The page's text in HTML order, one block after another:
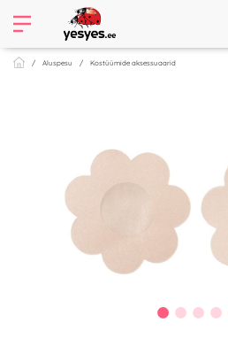
Aluspesu Kostüümide aksessuaarid